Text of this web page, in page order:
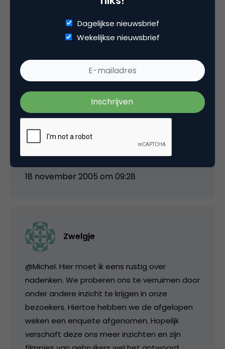
Maar dat was een bruikbare hint Zwelgje 😉
filmpjes, roep de enorme schare gebruikers
om filmpjes te maken! Met een landelijke
dekking van gebruikers moeten jullie makkelijk
op bijpassende actualiteiten in kunnen
springen. Daarmee kun je ook makkelijk bij KPN
aankloppen en onderscheiden jullie je eindelijk
eens van de rest van de weblogs.
18 november 2005 om 09:28
Zwelgje
@Michel. Hier moet ik eens rustig over
nadenken. We proberen ons te verruimen door
onder andere inzicht te krijgen in onze
bezoekers. Hiertoe hebben we de afgelopen
weken een enquete afgenomen. Hopelijk
verschaft deze ons meer inzichten en zijn
Dagelijkse nieuwsbrief
Wekelijkse nieuwsbrief